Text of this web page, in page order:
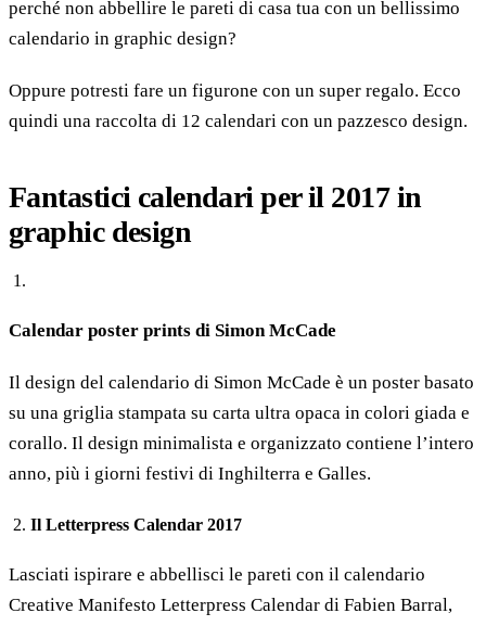
perché non abbellire le pareti di casa tua con un bellissimo
calendario in graphic design?
Oppure potresti fare un figurone con un super regalo. Ecco
quindi una raccolta di 12 calendari con un pazzesco design.
Fantastici calendari per il 2017 in
graphic design
Calendar poster prints di Simon McCade
Il design del calendario di Simon McCade è un poster basato
su una griglia stampata su carta ultra opaca in colori giada e
corallo. Il design minimalista e organizzato contiene l’intero
anno, più i giorni festivi di Inghilterra e Galles.
Il Letterpress Calendar 2017
Lasciati ispirare e abbellisci le pareti con il calendario
Creative Manifesto Letterpress Calendar di Fabien Barral,